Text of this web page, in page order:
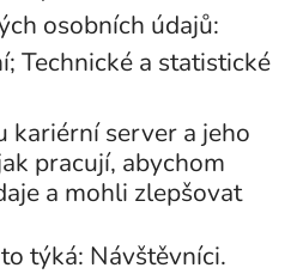
osobních údajů:
Technické a statistické
kariérní server a jeho
pracují, abychom
a mohli zlepšovat
týká: Návštěvníci.